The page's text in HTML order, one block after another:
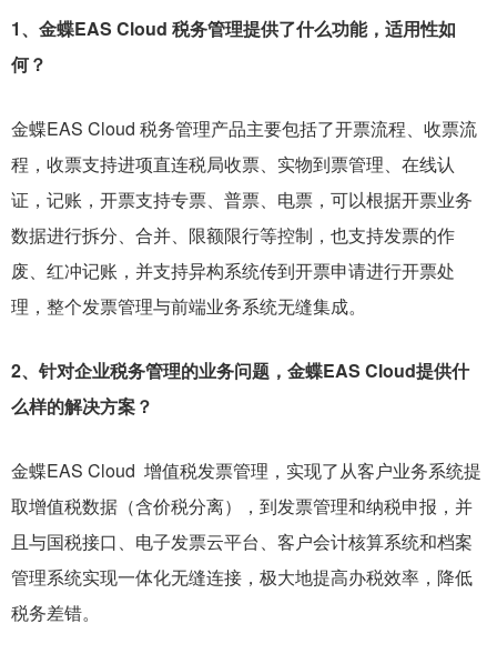
1、金蝶EAS Cloud 税务管理提供了什么功能，适用性如
何？
金蝶EAS Cloud 税务管理产品主要包括了开票流程、收票流
程，收票支持进项直连税局收票、实物到票管理、在线认
证，记账，开票支持专票、普票、电票，可以根据开票业务
数据进行拆分、合并、限额限行等控制，也支持发票的作
废、红冲记账，并支持异构系统传到开票申请进行开票处
理，整个发票管理与前端业务系统无缝集成。
2、针对企业税务管理的业务问题，金蝶EAS Cloud提供什
么样的解决方案？
金蝶EAS Cloud 增值税发票管理，实现了从客户业务系统提
取增值税数据（含价税分离），到发票管理和纳税申报，并
且与国税接口、电子发票云平台、客户会计核算系统和档案
管理系统实现一体化无缝连接，极大地提高办税效率，降低
税务差错。